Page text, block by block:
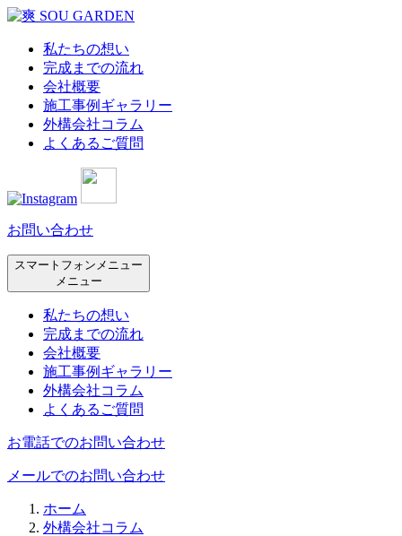
私たちの想い
完成までの流れ
会社概要
施工事例ギャラリー
外構会社コラム
よくあるご質問
お問い合わせ
スマートフォンメニュー
メニュー
私たちの想い
完成までの流れ
会社概要
施工事例ギャラリー
外構会社コラム
よくあるご質問
お電話でのお問い合わせ
メールでのお問い合わせ
ホーム
外構会社コラム